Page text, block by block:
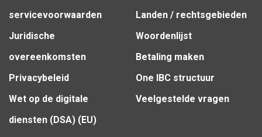
servicevoorwaarden
Juridische
overeenkomsten
Privacybeleid
Wet op de digitale
diensten (DSA) (EU)
Landen / rechtsgebieden
Woordenlijst
Betaling maken
One IBC structuur
Veelgestelde vragen